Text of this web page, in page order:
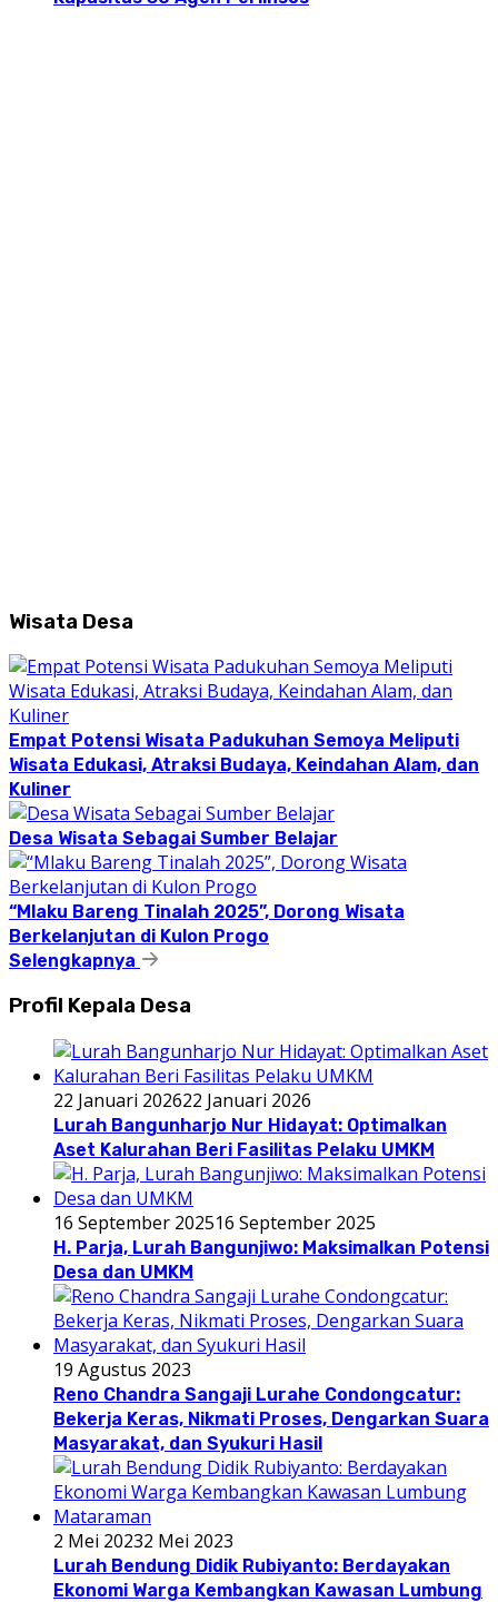
Wisata Desa
Empat Potensi Wisata Padukuhan Semoya Meliputi
Wisata Edukasi, Atraksi Budaya, Keindahan Alam, dan
Kuliner
Desa Wisata Sebagai Sumber Belajar
“Mlaku Bareng Tinalah 2025”, Dorong Wisata
Berkelanjutan di Kulon Progo
Selengkapnya
Profil Kepala Desa
22 Januari 202622 Januari 2026
Lurah Bangunharjo Nur Hidayat: Optimalkan
Aset Kalurahan Beri Fasilitas Pelaku UMKM
16 September 202516 September 2025
H. Parja, Lurah Bangunjiwo: Maksimalkan Potensi
Desa dan UMKM
19 Agustus 2023
Reno Chandra Sangaji Lurahe Condongcatur:
Bekerja Keras, Nikmati Proses, Dengarkan Suara
Masyarakat, dan Syukuri Hasil
2 Mei 20232 Mei 2023
Lurah Bendung Didik Rubiyanto: Berdayakan
Ekonomi Warga Kembangkan Kawasan Lumbung